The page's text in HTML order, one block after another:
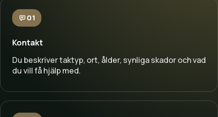
01
Kontakt
Du beskriver taktyp, ort, ålder, synliga skador och vad
du vill få hjälp med.